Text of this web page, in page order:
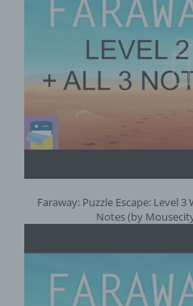
Faraway: Puzzle Escape: Level
Notes (by